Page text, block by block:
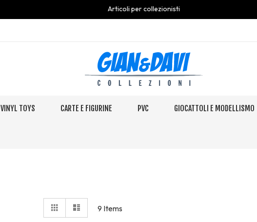
Articoli per collezionisti
VINYL TOYS CARTE E FIGURINE PVC GIOCATTOLI E MODELLISMO
View
as
Grid Elenco
9 Items